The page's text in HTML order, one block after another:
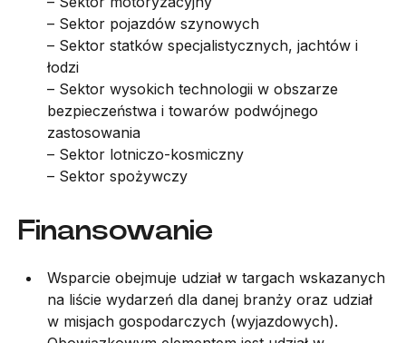
– Sektor pojazdów szynowych
– Sektor statków specjalistycznych, jachtów i
łodzi
– Sektor wysokich technologii w obszarze
bezpieczeństwa i towarów podwójnego
zastosowania
– Sektor lotniczo-kosmiczny
– Sektor spożywczy
Finansowanie
Wsparcie obejmuje udział w targach wskazanych
na liście wydarzeń dla danej branży oraz udział
w misjach gospodarczych (wyjazdowych).